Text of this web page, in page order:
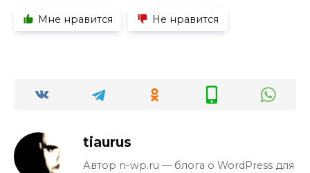
Мне нравится Не нравится
tiaurus
Автор n-wp.ru — блога о WordPress для